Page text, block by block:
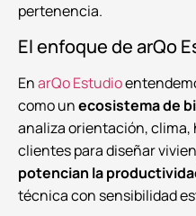
pertenencia.
El enfoque de arQo
EnarQo Estudio
como unecosistema de
analiza orientación, clima,
clientes para diseñar
potencian la
técnica con sensibilidad